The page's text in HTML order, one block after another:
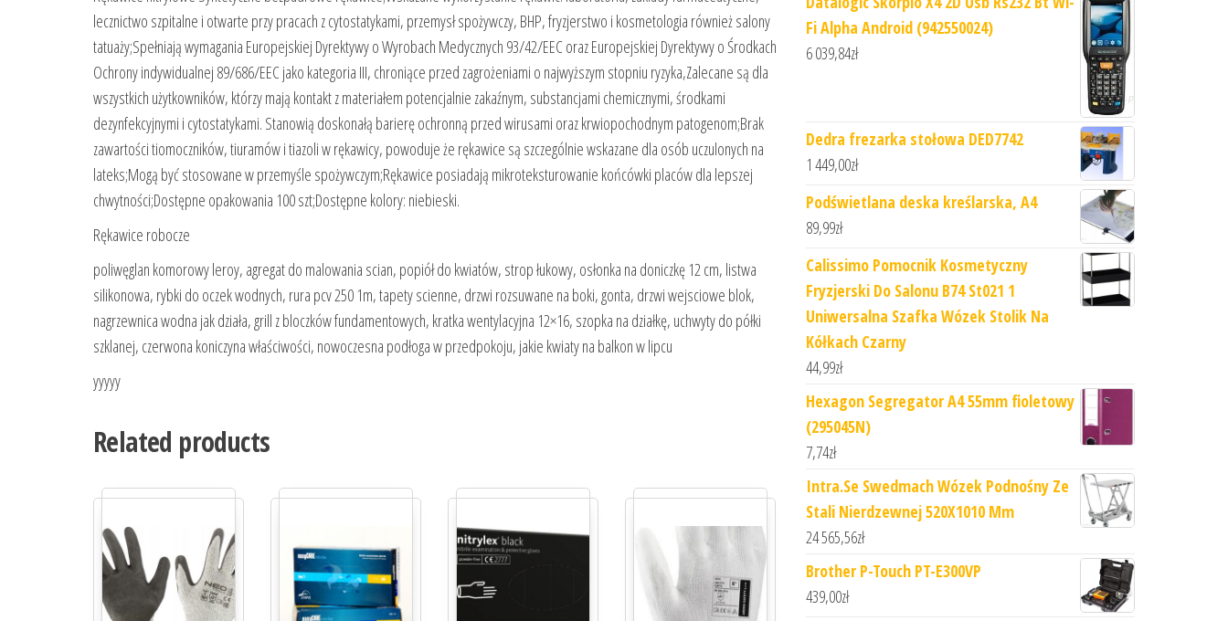
lecznictwo szpitalne i otwarte przy pracach z cytostatykami, przemysł spożywczy, BHP, fryzjerstwo i kosmetologia również salony
tatuaży;Spełniają wymagania Europejskiej Dyrektywy o Wyrobach Medycznych 93/42/EEC oraz Europejskiej Dyrektywy o Środkach
Ochrony indywidualnej 89/686/EEC jako kategoria III, chroniące przed zagrożeniami o najwyższym stopniu ryzyka,Zalecane są dla
wszystkich użytkowników, którzy mają kontakt z materiałem potencjalnie zakaźnym, substancjami chemicznymi, środkami
dezynfekcyjnymi i cytostatykami. Stanowią doskonałą barierę ochronną przed wirusami oraz krwiopochodnym patogenom;Brak
zawartości tiomoczników, tiuramów i tiazoli w rękawicy, powoduje że rękawice są szczególnie wskazane dla osób uczulonych na
lateks;Mogą być stosowane w przemyśle spożywczym;Rękawice posiadają mikroteksturowanie końcówki placów dla lepszej
chwytności;Dostępne opakowania 100 szt;Dostępne kolory: niebieski.
Rękawice robocze
poliwęglan komorowy leroy, agregat do malowania scian, popiół do kwiatów, strop łukowy, osłonka na doniczkę 12 cm, listwa
silikonowa, rybki do oczek wodnych, rura pcv 250 1m, tapety scienne, drzwi rozsuwane na boki, gonta, drzwi wejsciowe blok,
nagrzewnica wodna jak działa, grill z bloczków fundamentowych, kratka wentylacyjna 12×16, szopka na działkę, uchwyty do półki
szklanej, czerwona koniczyna właściwości, nowoczesna podłoga w przedpokoju, jakie kwiaty na balkon w lipcu
yyyyy
Related products
Fi Alpha Android (942550024)
6 039,84zł
Dedra frezarka stołowa DED7742
1 449,00zł
Podświetlana deska kreślarska, A4
89,99zł
Calissimo Pomocnik Kosmetyczny
Fryzjerski Do Salonu B74 St021 1
Uniwersalna Szafka Wózek Stolik Na
Kółkach Czarny
44,99zł
Hexagon Segregator A4 55mm fioletowy
(295045N)
7,74zł
Intra.Se Swedmach Wózek Podnośny Ze
Stali Nierdzewnej 520X1010 Mm
24 565,56zł
Brother P-Touch PT-E300VP
439,00zł